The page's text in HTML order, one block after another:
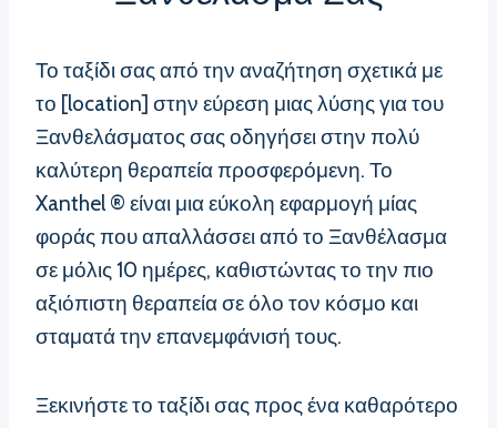
Το ταξίδι σας από την αναζήτηση σχετικά με
το [location] στην εύρεση μιας λύσης για του
Ξανθελάσματος σας οδηγήσει στην πολύ
καλύτερη θεραπεία προσφερόμενη. Το
Xanthel ® είναι μια εύκολη εφαρμογή μίας
φοράς που απαλλάσσει από το Ξανθέλασμα
σε μόλις 10 ημέρες, καθιστώντας το την πιο
αξιόπιστη θεραπεία σε όλο τον κόσμο και
σταματά την επανεμφάνισή τους.
Ξεκινήστε το ταξίδι σας προς ένα καθαρότερο